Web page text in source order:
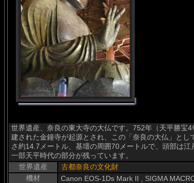
世界遺産、奈良の東大寺の大仏です。752年（天平勝宝
建された金鐘寺が起源とされ、この「奈良の大仏」と
さ約14.7メートル、基壇の周囲70メートルで、頭部は
一部天平時代の部分が残っています。
世界遺産
古都奈良の文化財
機材
Canon EOS-1Ds Mark II , SIGMA